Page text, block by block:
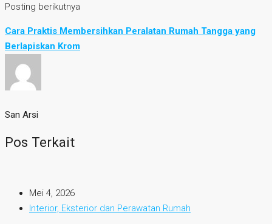
Posting berikutnya
Cara Praktis Membersihkan Peralatan Rumah Tangga yang
Berlapiskan Krom
San Arsi
Pos Terkait
Mei 4, 2026
Interior, Eksterior dan Perawatan Rumah